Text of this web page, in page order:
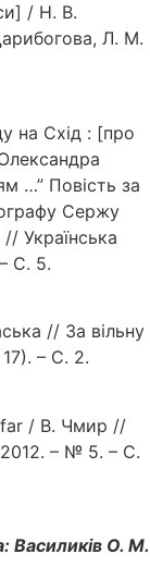
/ Н. В.
Л. М.
на Схід : [про
…” Повість за
Сержу
Українська
С. 5.
// За вільну
– С. 2.
/ В. Чмир //
2012. – № 5. – С.
Василиків О. М.